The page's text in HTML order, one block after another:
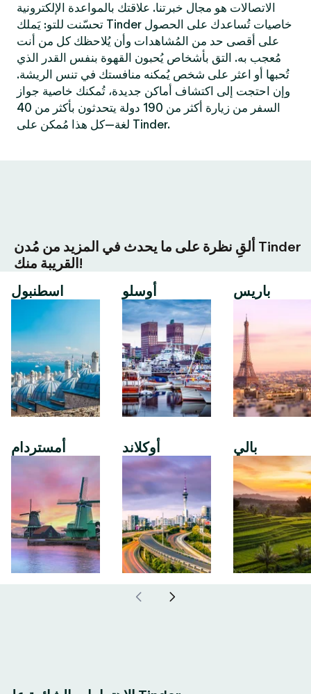
الاتصالات هو مجال خبرتنا. علاقتك بالمواعدة الإلكترونية
تحسّنت للتو: يَملك Tinder خاصيات تُساعدك على الحصول
على أقصى حد من المُشاهدات وأن يُلاحظك كل من أنت
مُعجب به. التق بأشخاص يُحبون القهوة بنفس القدر الذي
تُحبها أو اعثر على شخص يُمكنه منافستك في تنس الريشة.
وإن احتجت إلى اكتشاف أماكن جديدة، تُمكنك خاصية جواز
السفر من زيارة أكثر من 190 دولة يتحدثون بأكثر من 40
لغة—كل هذا مُمكن على Tinder.
ألقِ نظرة على ما يحدث في المزيد من مُدن Tinder
القريبة منك!
اسطنبول
أمستردام
أوسلو
أوكلاند
باريس
بالي